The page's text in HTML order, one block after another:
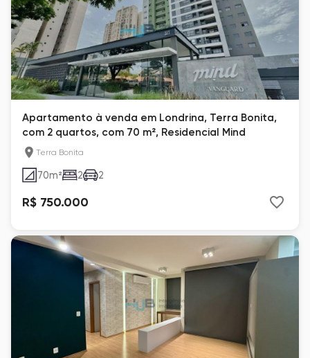
Apartamento à venda em Londrina, Terra Bonita,
com 2 quartos, com 70 m², Residencial Mind
Terra Bonita
70m² 2 2
R$ 750.000